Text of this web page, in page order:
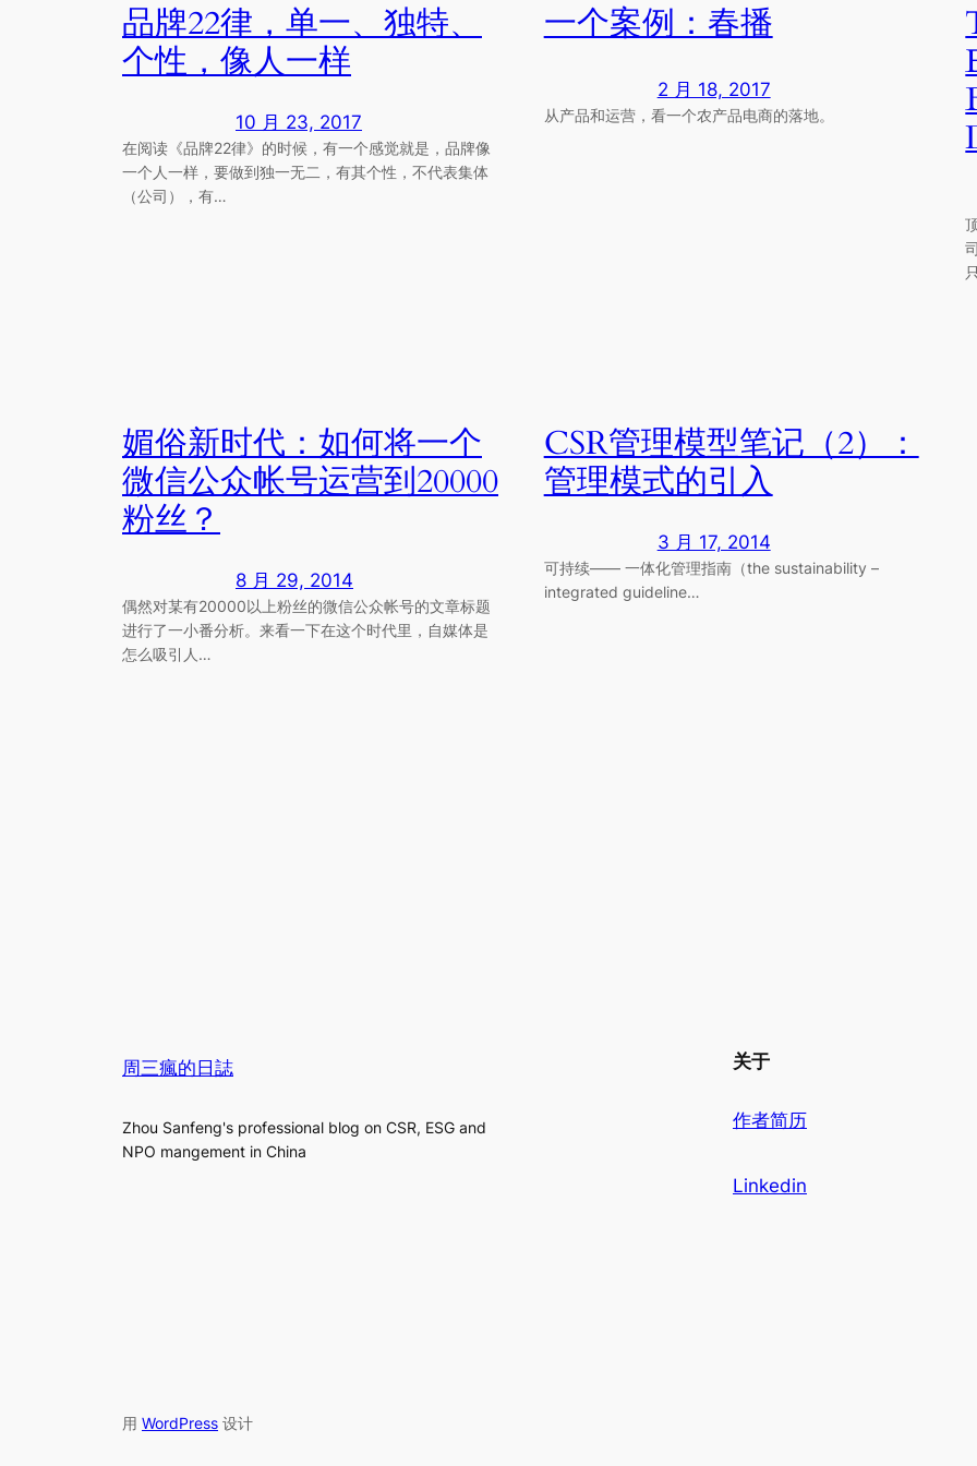
品牌22律，单一、独特、
个性，像人一样
10 月 23, 2017
在阅读《品牌22律》的时候，有一个感觉就是，品牌像
一个人一样，要做到独一无二，有其个性，不代表集体
（公司），有…
一个案例：春播
2 月 18, 2017
从产品和运营，看一个农产品电商的落地。
媚俗新时代：如何将一个
微信公众帐号运营到20000
粉丝？
8 月 29, 2014
偶然对某有20000以上粉丝的微信公众帐号的文章标题
进行了一小番分析。来看一下在这个时代里，自媒体是
怎么吸引人…
CSR管理模型笔记（2）：
管理模式的引入
3 月 17, 2014
可持续—— 一体化管理指南（the sustainability –
integrated guideline…
周三瘋的日誌
Zhou Sanfeng's professional blog on CSR, ESG and
NPO mangement in China
关于
作者简历
Linkedin
用 WordPress 设计